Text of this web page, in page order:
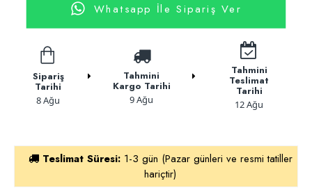
Whatsapp İle Sipariş Ver
Sipariş
Tarihi
8 Ağu
Tahmini
Kargo Tarihi
9 Ağu
Tahmini
Teslimat
Tarihi
12 Ağu
Teslimat Süresi: 1-3 gün (Pazar günleri ve resmi tatiller
hariçtir)